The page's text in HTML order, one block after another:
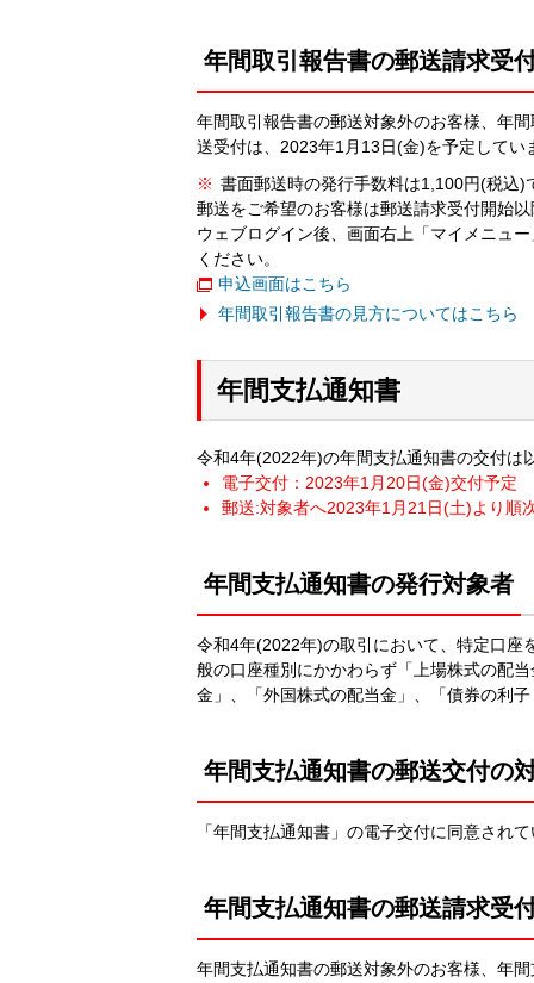
年間取引報告書の郵送請求受
年間取引報告書の郵送対象外のお客様、年
送受付は、2023年1月13日(金)を予定してい
※ 書面郵送時の発行手数料は1,100円(税込)
郵送をご希望のお客様は郵送請求受付開始
ウェブログイン後、画面右上「マイメニュ
ください。
申込画面はこちら
年間取引報告書の見方についてはこちら
年間支払通知書
令和4年(2022年)の年間支払通知書の交付は
電子交付：2023年1月20日(金)交付予定
郵送:対象者へ2023年1月21日(土)より順
年間支払通知書の発行対象者
令和4年(2022年)の取引において、特定口座
般の口座種別にかかわらず「上場株式の配
金」、「外国株式の配当金」、「債券の利
年間支払通知書の郵送交付の
「年間支払通知書」の電子交付に同意され
年間支払通知書の郵送請求受
年間支払通知書の郵送対象外のお客様、年